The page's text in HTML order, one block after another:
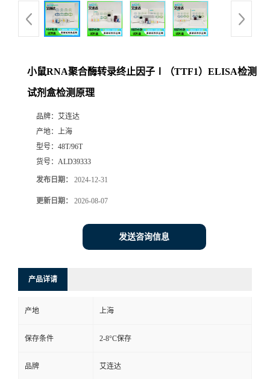
小鼠RNA聚合酶转录终止因子Ⅰ（TTF1）ELISA检测
试剂盒检测原理
品牌： 艾连达
产地： 上海
型号： 48T/96T
货号： ALD39333
发布日期： 2024-12-31
更新日期： 2026-08-07
发送咨询信息
产品详请
产地 上海
保存条件 2-8°C保存
品牌 艾连达